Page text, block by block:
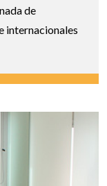
de
internacionales